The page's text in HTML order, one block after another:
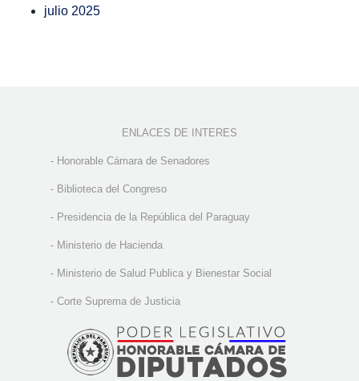
julio 2025
ENLACES DE INTERES
- Honorable Cámara de Senadores
- Biblioteca del Congreso
- Presidencia de la República del Paraguay
- Ministerio de Hacienda
- Ministerio de Salud Publica y Bienestar Social
- Corte Suprema de Justicia